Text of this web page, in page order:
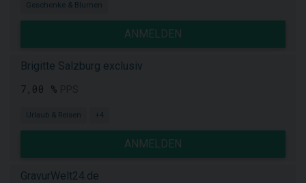
Geschenke & Blumen
ANMELDEN
Brigitte Salzburg exclusiv
7,00 %
Urlaub & Reisen +4
ANMELDEN
GravurWelt24.de